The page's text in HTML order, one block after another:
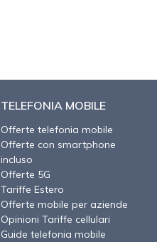
TELEFONIA MOBILE
Offerte telefonia mobile
Offerte con smartphone
incluso
Offerte 5G
Tariffe Estero
Offerte mobile per aziende
Opinioni Tariffe cellulari
Guide telefonia mobile